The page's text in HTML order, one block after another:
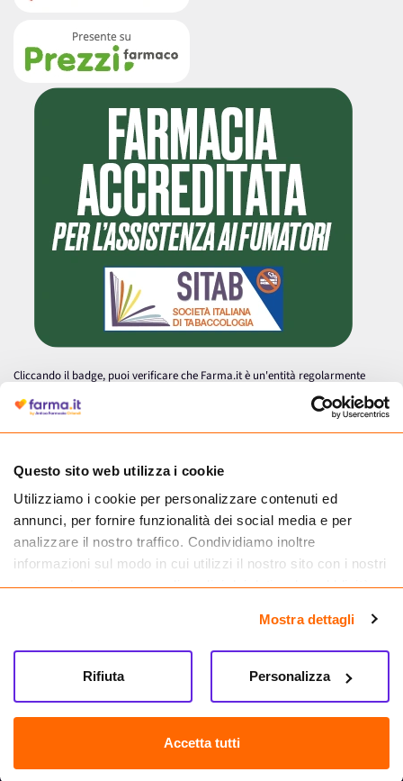
Questo sito web utilizza i cookie
Utilizziamo i cookie per personalizzare contenuti ed
annunci, per fornire funzionalità dei social media e per
analizzare il nostro traffico. Condividiamo inoltre
informazioni sul modo in cui utilizzi il nostro sito con i nostri
partner che si occupano di analisi dei dati web, pubblicità e
informazioni che hai fornito loro o che hanno raccolto dal
tuo utilizzo dei loro servizi.
Mostra dettagli
Accetta tutti
Personalizza
Rifiuta
Cliccando il badge, puoi verificare che Farma.it è un'entità regolarmente
autorizzata dal Ministero della Salute a effettuare la vendita online di
medicinali.
Farma.it S.a.s. P. IVA 07417261216 REA: NA-884088
CREDITS
Sede legale Via delle Repubbliche Marinare 128, 80147 Napoli